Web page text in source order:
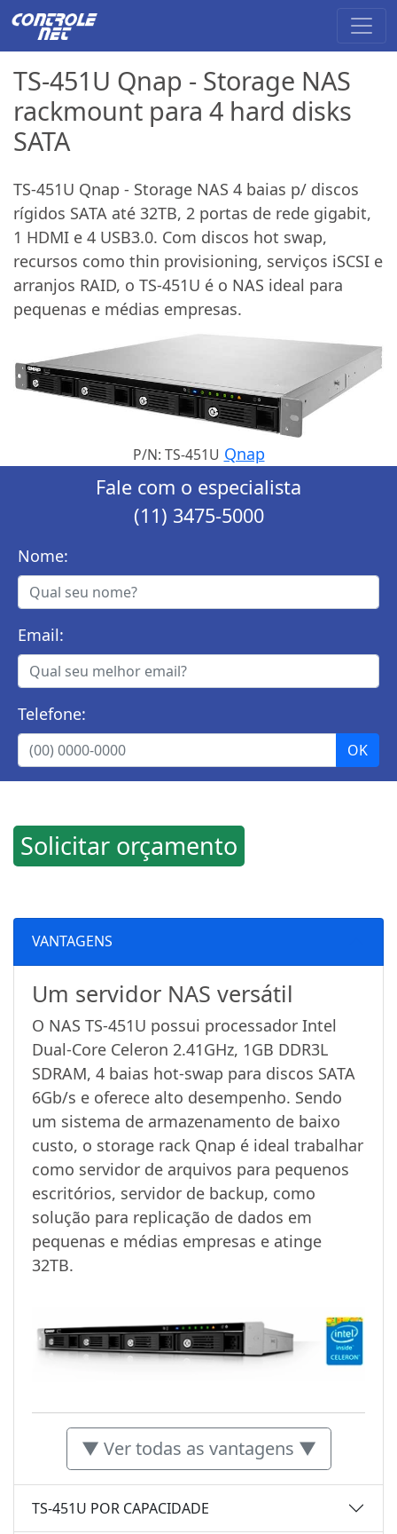
TS-451U Qnap - Storage NAS
rackmount para 4 hard disks
SATA
TS-451U Qnap - Storage NAS 4 baias p/ discos
rígidos SATA até 32TB, 2 portas de rede gigabit,
1 HDMI e 4 USB3.0. Com discos hot swap,
recursos como thin provisioning, serviços iSCSI e
arranjos RAID, o TS-451U é o NAS ideal para
pequenas e médias empresas.
P/N: TS-451U Qnap
Fale com o especialista
(11) 3475-5000
Nome:
Email:
Telefone:
Solicitar orçamento
VANTAGENS
Um servidor NAS versátil
O NAS TS-451U possui processador Intel
Dual-Core Celeron 2.41GHz, 1GB DDR3L
SDRAM, 4 baias hot-swap para discos SATA
6Gb/s e oferece alto desempenho. Sendo
um sistema de armazenamento de baixo
custo, o storage rack Qnap é ideal trabalhar
como servidor de arquivos para pequenos
escritórios, servidor de backup, como
solução para replicação de dados em
pequenas e médias empresas e atinge
32TB.
▼ Ver todas as vantagens ▼
TS-451U POR CAPACIDADE